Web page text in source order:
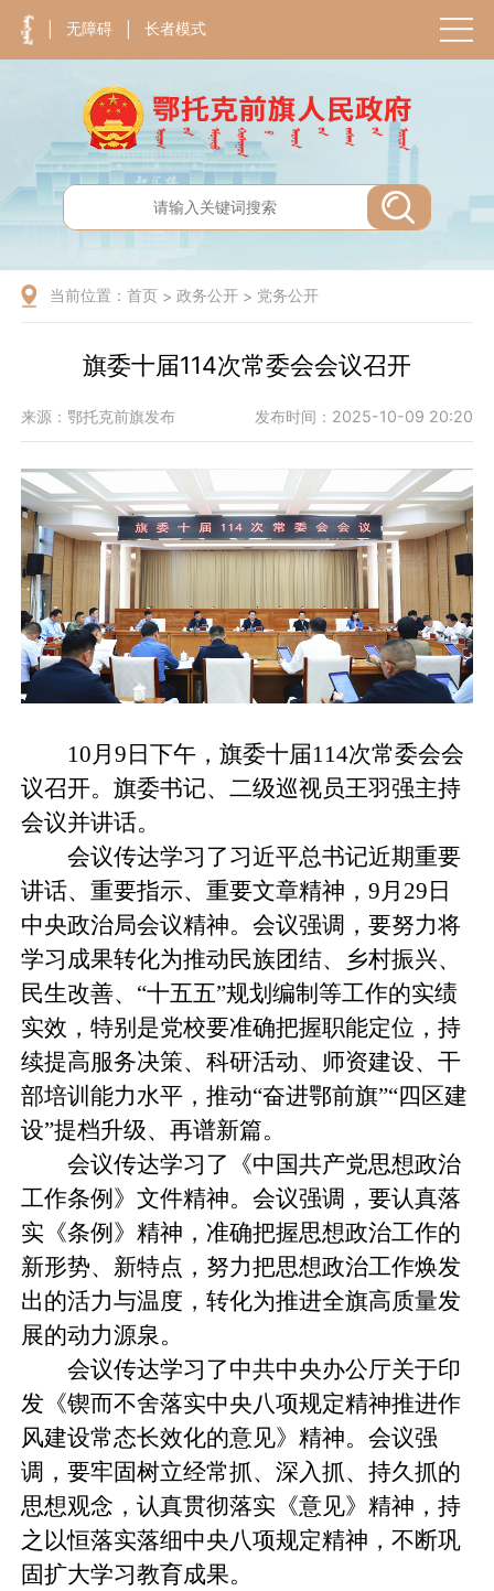
无障碍 长者模式
当前位置：首页 >政务公开 > 党务公开
旗委十届114次常委会会议召开
来源：鄂托克前旗发布 发布时间：2025-10-09 20:20
10月9日下午，旗委十届114次常委会会
议召开。旗委书记、二级巡视员王羽强主持
会议并讲话。
会议传达学习了习近平总书记近期重要
讲话、重要指示、重要文章精神，9月29日
中央政治局会议精神。会议强调，要努力将
学习成果转化为推动民族团结、乡村振兴、
民生改善、“十五五”规划编制等工作的实绩
实效，特别是党校要准确把握职能定位，持
续提高服务决策、科研活动、师资建设、干
部培训能力水平，推动“奋进鄂前旗”“四区建
设”提档升级、再谱新篇。
会议传达学习了《中国共产党思想政治
工作条例》文件精神。会议强调，要认真落
实《条例》精神，准确把握思想政治工作的
新形势、新特点，努力把思想政治工作焕发
出的活力与温度，转化为推进全旗高质量发
展的动力源泉。
会议传达学习了中共中央办公厅关于印
发《锲而不舍落实中央八项规定精神推进作
风建设常态长效化的意见》精神。会议强
调，要牢固树立经常抓、深入抓、持久抓的
思想观念，认真贯彻落实《意见》精神，持
之以恒落实落细中央八项规定精神，不断巩
固扩大学习教育成果。